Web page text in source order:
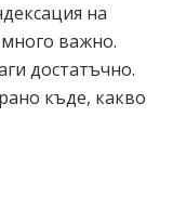
на
важно.
достатъчно.
къде, какво